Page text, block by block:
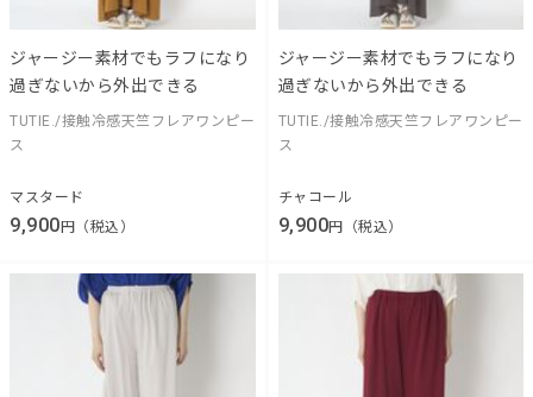
ジャージー素材でもラフになり
過ぎないから外出できる
TUTIE./接触冷感天竺フレアワンピー
ス
マスタード
9,900 円（税込）
ジャージー素材でもラフになり
過ぎないから外出できる
TUTIE./接触冷感天竺フレアワンピー
ス
チャコール
9,900円（税込）